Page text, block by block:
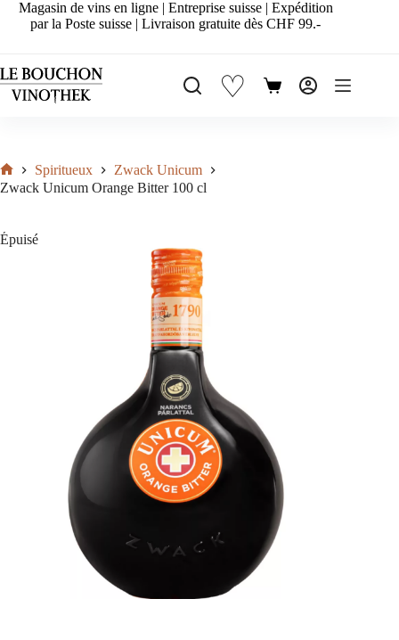
PasserMagasin de vins en ligne | Entreprise suisse | Expédition
par la Poste suisse | Livraison gratuite dès CHF 99.-
♡
Panier
Accueil
Spiritueux
Zwack Unicum
Zwack Unicum Orange Bitter 100 cl